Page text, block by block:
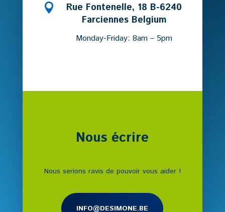

Rue Fontenelle, 18 B-6240
Farciennes Belgium
Monday-Friday: 8am – 5pm
Nous écrire
Nous serions ravis de pouvoir vous aider !
INFO@DESIMONE.BE